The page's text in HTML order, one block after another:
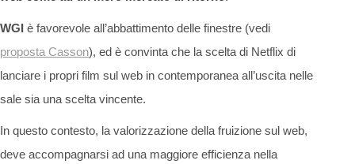
WGI è favorevole all’abbattimento delle finestre (vedi
proposta Casson), ed è convinta che la scelta di Netflix di
lanciare i propri film sul web in contemporanea all’uscita nelle
sale sia una scelta vincente.
In questo contesto, la valorizzazione della fruizione sul web,
deve accompagnarsi ad una maggiore efficienza nella